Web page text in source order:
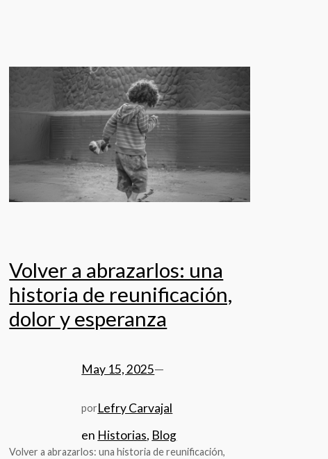
Volver a abrazarlos: una
historia de reunificación,
dolor y esperanza
May 15, 2025—
porLefry Carvajal
en Historias, Blog
Volver a abrazarlos: una historia de reunificación,